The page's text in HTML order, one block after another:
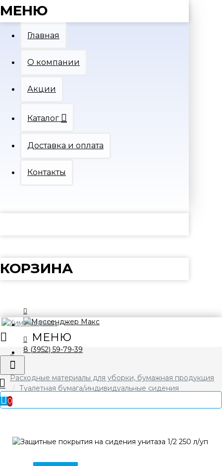
МЕНЮ
Главная
О компании
Акции
Каталог
Доставка и оплата
Контакты
КОРЗИНА
8 (3952) 59-79-39
0
Расходные материалы для уборки, бумажная продукция
Туалетная бумага/индивидуальные сидения